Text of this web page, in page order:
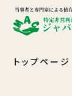
トップページ